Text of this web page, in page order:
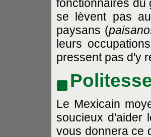
fonctionnaires du
se lèvent pas
paysans (
leurs
pressent pas d'y
Le Mexicain
soucieux d'aider
vous donnera ce